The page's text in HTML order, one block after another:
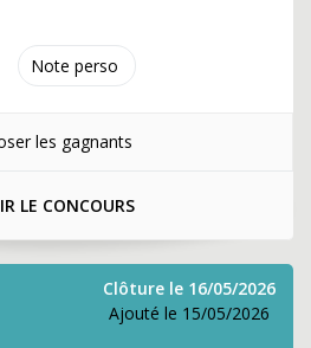
Note perso
les gagnants
LE CONCOURS
Clôture le 16/05/2026
Ajouté le 15/05/2026